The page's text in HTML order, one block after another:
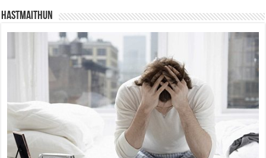
Hastmaithun